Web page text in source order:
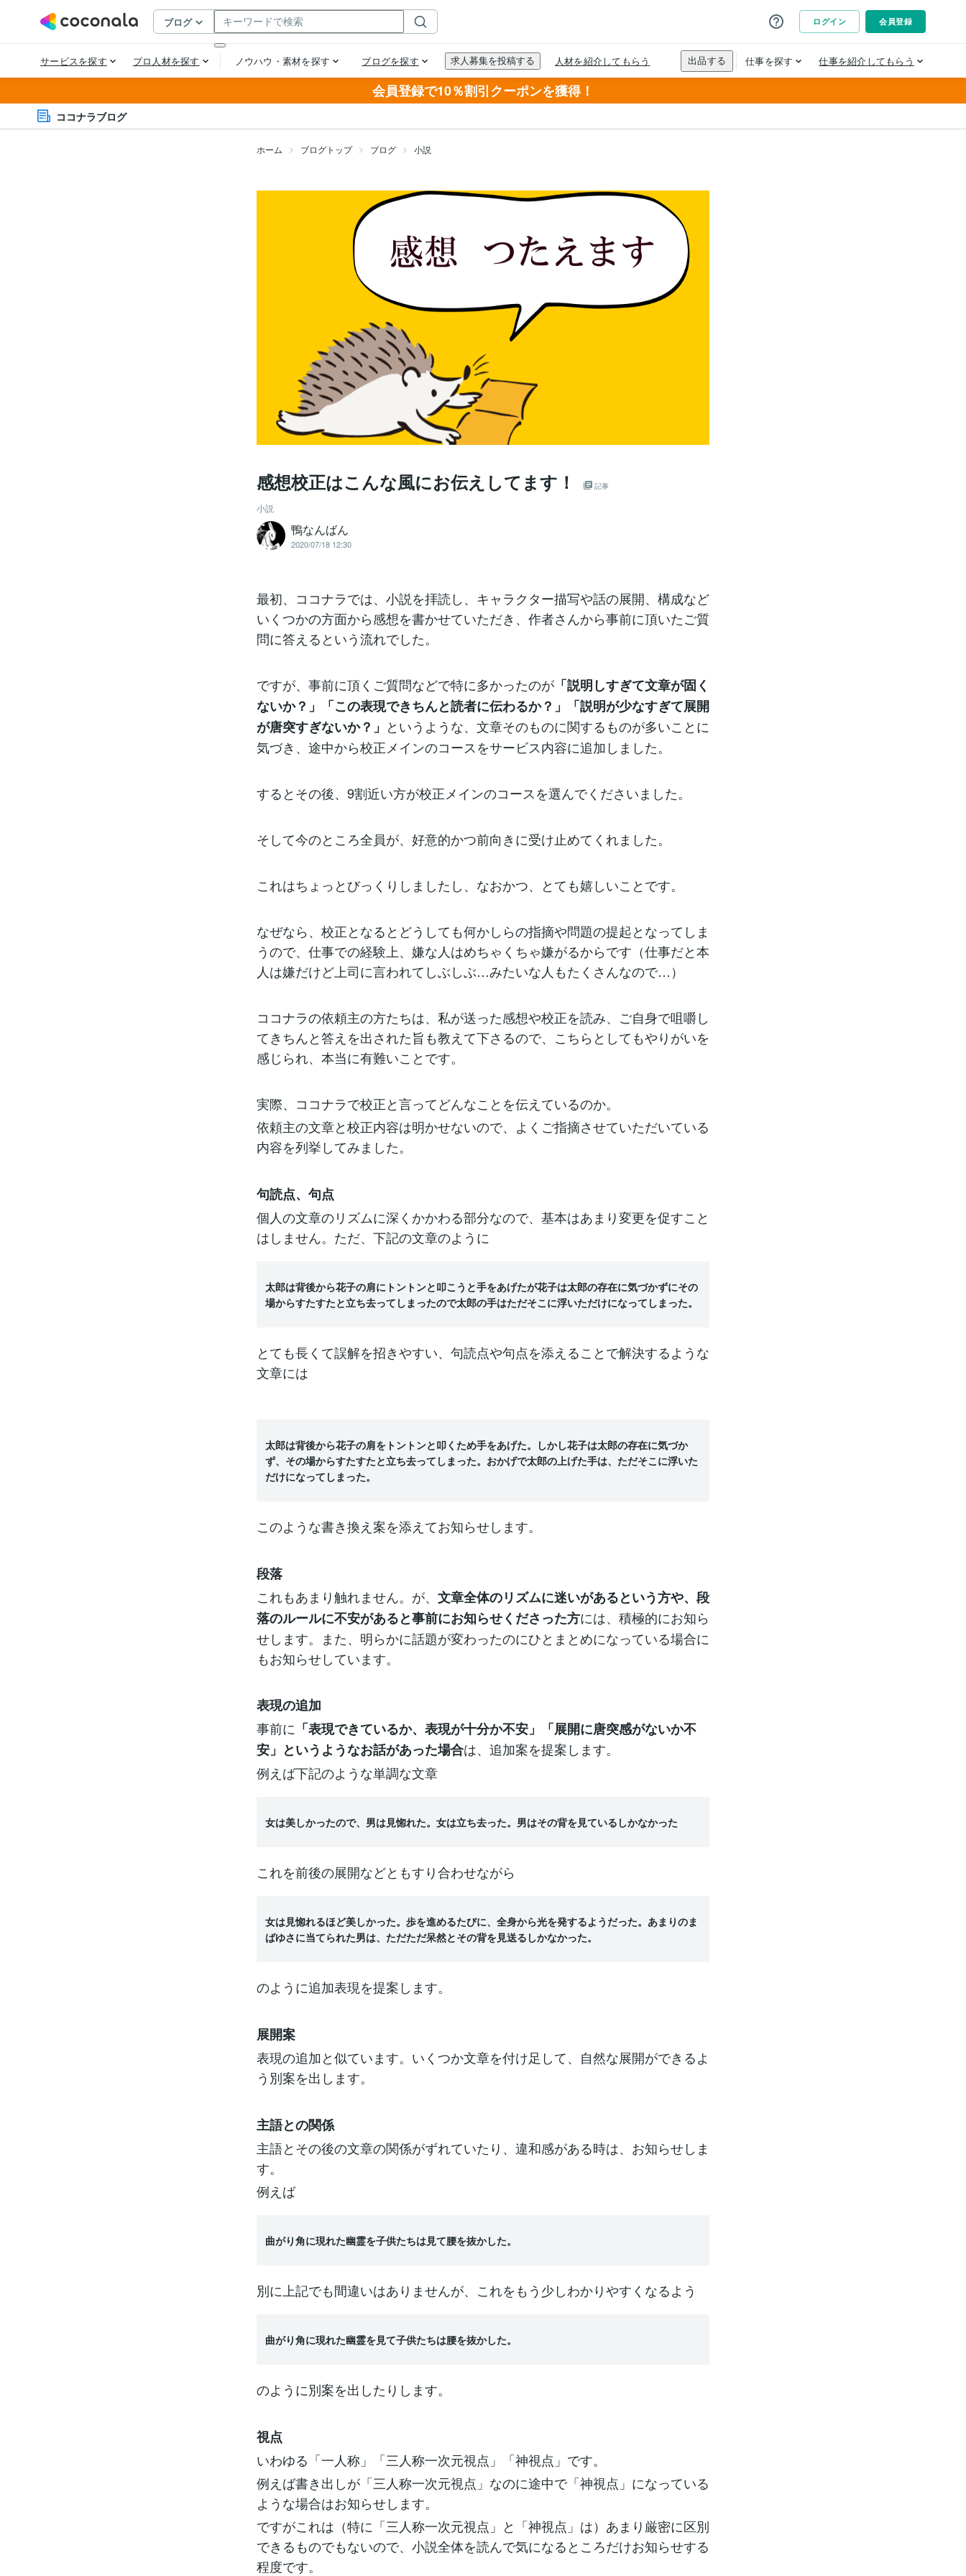
会員登録で10％割引クーポンを獲得！
ココナラブログ
ホーム ブログトップ ブログ 小説
感想校正はこんな風にお伝えしてます！ 記事
小説
鴨なんばん
2020/07/18 12:30
最初、ココナラでは、小説を拝読し、キャラクター描写や話の展開、構成など
いくつかの方面から感想を書かせていただき、作者さんから事前に頂いたご質
問に答えるという流れでした。
ですが、事前に頂くご質問などで特に多かったのが 「説明しすぎて文章が固く
ないか？」「この表現できちんと読者に伝わるか？」「説明が少なすぎて展開
が唐突すぎないか？」 というような、文章そのものに関するものが多いことに
気づき、途中から校正メインのコースをサービス内容に追加しました。
するとその後、9割近い方が校正メインのコースを選んでくださいました。
そして今のところ全員が、好意的かつ前向きに受け止めてくれました。
これはちょっとびっくりしましたし、なおかつ、とても嬉しいことです。
なぜなら、校正となるとどうしても何かしらの指摘や問題の提起となってしま
うので、仕事での経験上、嫌な人はめちゃくちゃ嫌がるからです（仕事だと本
人は嫌だけど上司に言われてしぶしぶ…みたいな人もたくさんなので…）
ココナラの依頼主の方たちは、私が送った感想や校正を読み、ご自身で咀嚼し
てきちんと答えを出された旨も教えて下さるので、こちらとしてもやりがいを
感じられ、本当に有難いことです。
実際、ココナラで校正と言ってどんなことを伝えているのか。
依頼主の文章と校正内容は明かせないので、よくご指摘させていただいている
内容を列挙してみました。
句読点、句点
個人の文章のリズムに深くかかわる部分なので、基本はあまり変更を促すこと
はしません。ただ、下記の文章のように
太郎は背後から花子の肩にトントンと叩こうと手をあげたが花子は太郎の存在に気づかずにその
場からすたすたと立ち去ってしまったので太郎の手はただそこに浮いただけになってしまった。
とても長くて誤解を招きやすい、句読点や句点を添えることで解決するような
文章には
太郎は背後から花子の肩をトントンと叩くため手をあげた。しかし花子は太郎の存在に気づか
ず、その場からすたすたと立ち去ってしまった。おかげで太郎の上げた手は、ただそこに浮いた
だけになってしまった。
このような書き換え案を添えてお知らせします。
段落
これもあまり触れません。が、 文章全体のリズムに迷いがあるという方や、段
落のルールに不安があると事前にお知らせくださった方には、積極的にお知ら
せします。また、明らかに話題が変わったのにひとまとめになっている場合に
もお知らせしています。
表現の追加
事前に 「表現できているか、表現が十分か不安」「展開に唐突感がないか不
安」というようなお話があった場合は、追加案を提案します。
例えば下記のような単調な文章
女は美しかったので、男は見惚れた。女は立ち去った。男はその背を見ているしかなかった
これを前後の展開などともすり合わせながら
女は見惚れるほど美しかった。歩を進めるたびに、全身から光を発するようだった。あまりのま
ばゆさに当てられた男は、ただただ呆然とその背を見送るしかなかった。
のように追加表現を提案します。
展開案
表現の追加と似ています。いくつか文章を付け足して、自然な展開ができるよ
う別案を出します。
主語との関係
主語とその後の文章の関係がずれていたり、違和感がある時は、お知らせしま
す。
例えば
曲がり角に現れた幽霊を子供たちは見て腰を抜かした。
別に上記でも間違いはありませんが、これをもう少しわかりやすくなるよう
曲がり角に現れた幽霊を見て子供たちは腰を抜かした。
のように別案を出したりします。
視点
いわゆる「一人称」「三人称一次元視点」「神視点」です。
例えば書き出しが「三人称一次元視点」なのに途中で「神視点」になっている
ような場合はお知らせします。
ですがこれは（特に「三人称一次元視点」と「神視点」は）あまり厳密に区別
できるものでもないので、小説全体を読んで気になるところだけお知らせする
程度です。